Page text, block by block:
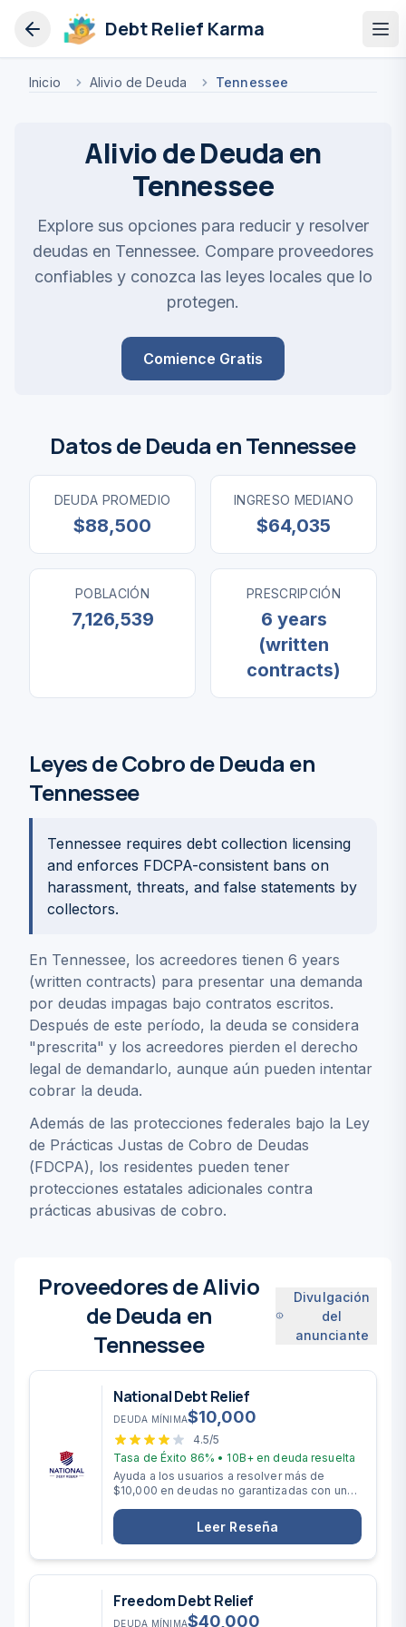
Debt Relief Karma
Inicio Alivio de Deuda Tennessee
Alivio de Deuda en
Tennessee
Explore sus opciones para reducir y resolver
deudas en Tennessee. Compare proveedores
confiables y conozca las leyes locales que lo
protegen.
Comience Gratis
Datos de Deuda en Tennessee
DEUDA PROMEDIO
$88,500
INGRESO MEDIANO
$64,035
POBLACIÓN
7,126,539
PRESCRIPCIÓN
6 years
(written
contracts)
Leyes de Cobro de Deuda en
Tennessee
Tennessee requires debt collection licensing
and enforces FDCPA-consistent bans on
harassment, threats, and false statements by
collectors.
En Tennessee, los acreedores tienen 6 years
(written contracts) para presentar una demanda
por deudas impagas bajo contratos escritos.
Después de este período, la deuda se considera
"prescrita" y los acreedores pierden el derecho
legal de demandarlo, aunque aún pueden intentar
cobrar la deuda.
Además de las protecciones federales bajo la Ley
de Prácticas Justas de Cobro de Deudas
(FDCPA), los residentes pueden tener
protecciones estatales adicionales contra
prácticas abusivas de cobro.
Proveedores de Alivio
de Deuda en
Tennessee
Divulgación
del
anunciante
National Debt Relief
DEUDA MÍNIMA$10,000
4.5/5
Tasa de Éxito 86% • 10B+ en deuda resuelta
Ayuda a los usuarios a resolver más de
$10,000 en deudas no garantizadas con un
Leer Reseña
Freedom Debt Relief
DEUDA MÍNIMA$40,000